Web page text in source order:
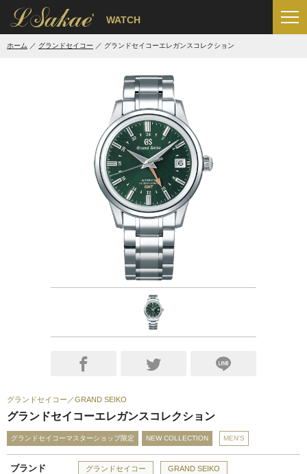
' WATCH
ホーム グランドセイコー グランドセイコーエレガンスコレクション
グランドセイコー GRAND SEIKO
グランドセイコーエレガンスコレクション
グランドセイコーマスターショップ限定 NEW COLLECTION MEN'S
ブランド グランドセイコー GRAND SEIKO